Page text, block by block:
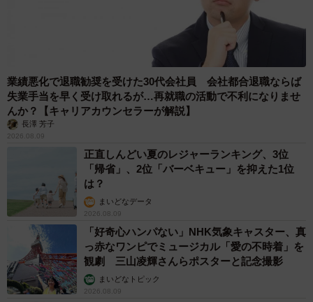
業績悪化で退職勧奨を受けた30代会社員 会社都合退職ならば
失業手当を早く受け取れるが…再就職の活動で不利になりませ
んか？【キャリアカウンセラーが解説】
長澤 芳子
2026.08.09
正直しんどい夏のレジャーランキング、3位
「帰省」、2位「バーベキュー」を抑えた1位
は？
まいどなデータ
2026.08.09
「好奇心ハンパない」NHK気象キャスター、真
っ赤なワンピでミュージカル「愛の不時着」を
観劇 三山凌輝さんらポスターと記念撮影
まいどなトピック
2026.08.09